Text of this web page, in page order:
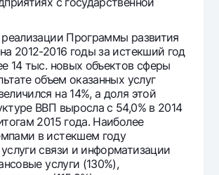
реализации Программы развития
2012-2016 годы за истекший год
14 тыс. новых объектов сферы
объем оказанных услуг
на 14%, а доля этой
ВВП выросла с 54,0% в 2014
2015 года. Наиболее
в истекшем году
связи и информатизации
услуги (130%),